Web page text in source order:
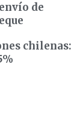
de
chilenas: